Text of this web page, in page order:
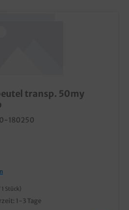
transp. 50my
180250
Stück)
1-3 Tage